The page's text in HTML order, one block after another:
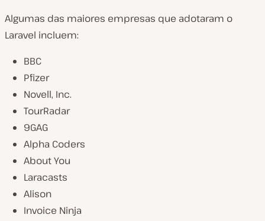
Algumas das maiores empresas que adotaram o
Laravel incluem:
BBC
Pfizer
Novell, Inc.
TourRadar
9GAG
Alpha Coders
About You
Laracasts
Alison
Invoice Ninja